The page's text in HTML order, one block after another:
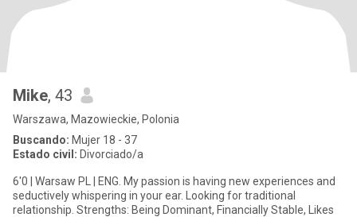
Mike, 43
Warszawa, Mazowieckie, Polonia
Buscando: Mujer 18 - 37
Estado civil: Divorciado/a
6'0 | Warsaw PL | ENG. My passion is having new experiences and
seductively whispering in your ear. Looking for traditional
relationship. Strengths: Being Dominant, Financially Stable, Likes